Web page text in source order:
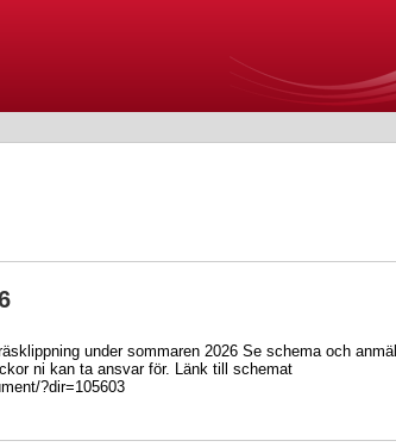
under sommaren 2026 Se schema och anmäl
ni kan ta ansvar för. Länk till schemat
?dir=105603